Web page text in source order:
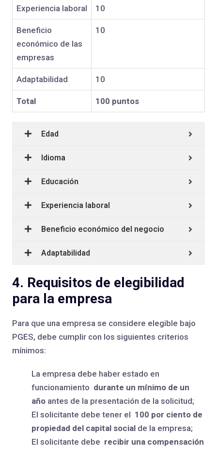
Experiencia laboral 10
Beneficio
económico de las
empresas
10
Adaptabilidad 10
Total 100 puntos
Edad
Idioma
Educación
Experiencia laboral
Beneficio económico del negocio
Adaptabilidad
4. Requisitos de elegibilidad
para la empresa
Para que una empresa se considere elegible bajo
PGES, debe cumplir con los siguientes criterios
mínimos:
La empresa debe haber estado en
funcionamiento durante un mínimo de un
año antes de la presentación de la solicitud;
El solicitante debe tener el 100 por ciento de
propiedad del capital social de la empresa;
El solicitante debe recibir una compensación